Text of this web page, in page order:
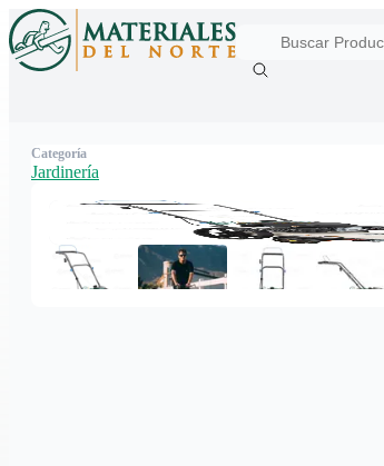
Categoría
Jardinería